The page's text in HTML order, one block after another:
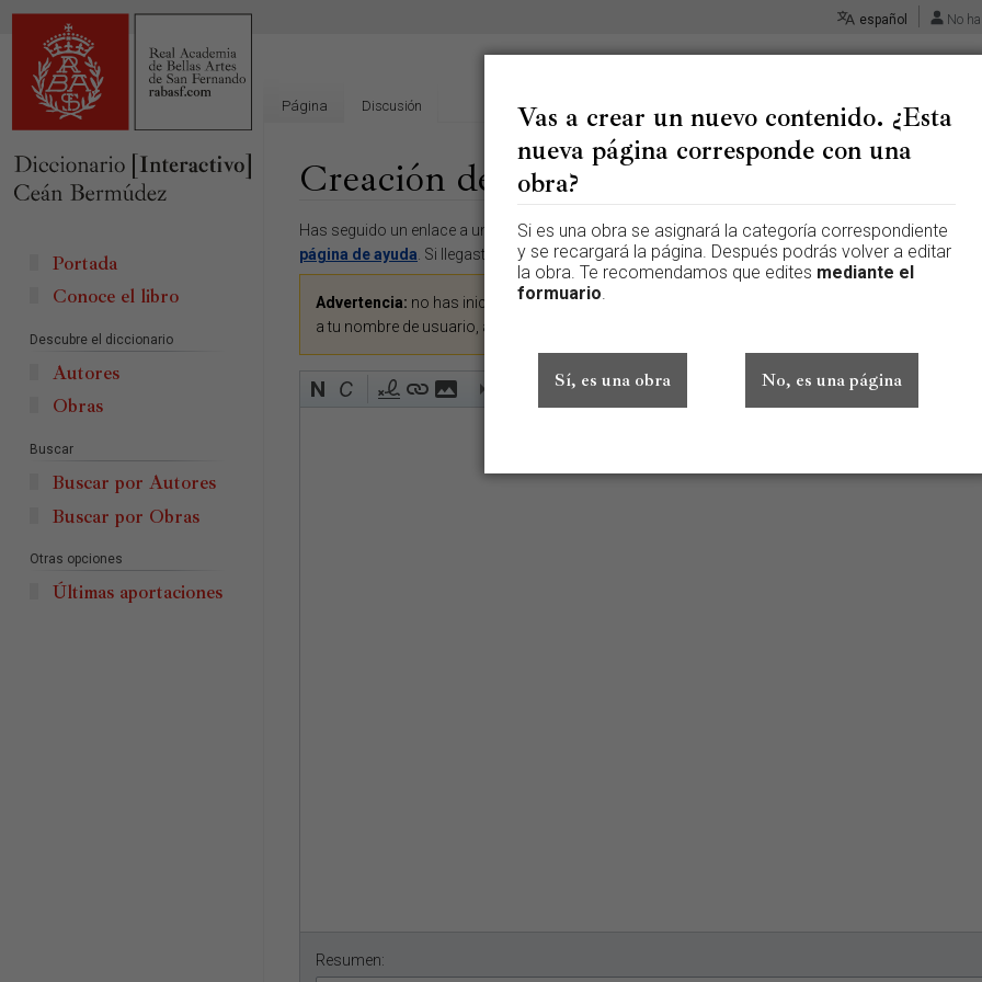
Creación de «Discusión:Borja, Juan
Ir
a
la
navegación
Ir
a
la
búsqueda
Has seguido un enlace a una página que aún no existe. Para crear esta página, escribe en el
página de ayuda. Si llegaste aquí por error, vuelve a la página anterior.
Advertencia: no has iniciado sesión. Tu dirección IP se hará pública si haces cualquier edición. Si
a tu nombre de usuario, además de otros beneficios.
Avanzado Caracteres especiales Ayuda
Resumen:
Vas a crear un nuevo contenido. ¿Esta
nueva página corresponde con una
obra?
Si es una obra se asignará la categoría correspondiente
y se recargará la página. Después podrás volver a editar
la obra. Te recomendamos que edites mediante el
formuario.
Sí, es una obra No, es una página
español No
Página Discusión
Portada
Conoce el libro
Descubre el diccionario
Autores
Obras
Buscar
Buscar por Autores
Buscar por Obras
Otras opciones
Últimas aportaciones